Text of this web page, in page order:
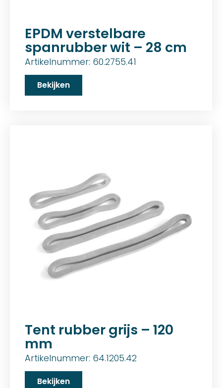
EPDM verstelbare
spanrubber wit – 28 cm
Artikelnummer: 60.2755.41
Bekijken
Tent rubber grijs – 120
mm
Artikelnummer: 64.1205.42
Bekijken